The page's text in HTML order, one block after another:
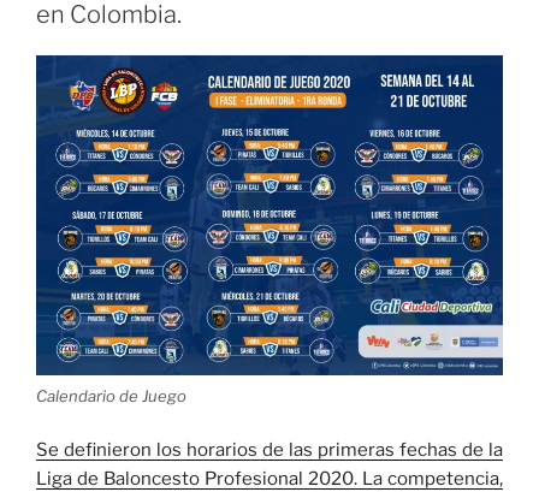
la
Unidad
Deportiva
Jaime
Aparicio»
en Colombia.
Calendario de Juego
Se definieron los horarios de las primeras fechas de la
Liga de Baloncesto Profesional 2020. La competencia,